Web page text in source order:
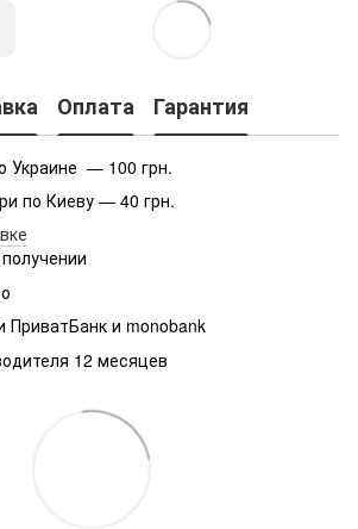
Оплата Гарантия
Украине — 100 грн.
по Киеву — 40 грн.
ПриватБанк и monobank
12 месяцев